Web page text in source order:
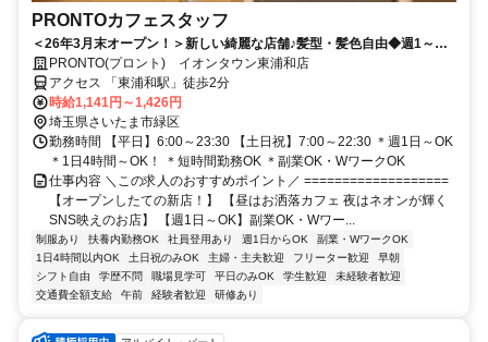
PRONTOカフェスタッフ
＜26年3月末オープン！＞新しい綺麗な店舗♪髪型・髪色自由◆週1～
OK◆1週間毎のシフト提出
PRONTO(プロント) イオンタウン東浦和店
アクセス 「東浦和駅」徒歩2分
時給1,141円～1,426円
埼玉県さいたま市緑区
勤務時間 【平日】6:00～23:30 【土日祝】7:00～22:30 ＊週1日～OK
＊1日4時間～OK！ ＊短時間勤務OK ＊副業OK・WワークOK
仕事内容 ＼この求人のおすすめポイント／ ===================
【オープンしたての新店！】 【昼はお洒落カフェ 夜はネオンが輝く
SNS映えのお店】 【週1日～OK】副業OK・Wワー...
制服あり 扶養内勤務OK 社員登用あり 週1日からOK
副業・WワークOK
1日4時間以内OK
土日祝のみOK 主婦・主夫歓迎 フリーター歓迎
早朝
シフト自由
学歴不問 職場見学可 平日のみOK 学生歓迎
未経験者歓迎
交通費全額支給
午前 経験者歓迎 研修あり